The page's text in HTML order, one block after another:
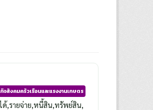
จสังคมครัวเรือนและแรงงานเกษตร
ด้,รายจ่าย,หนี้สิน,ทรัพย์สิน,